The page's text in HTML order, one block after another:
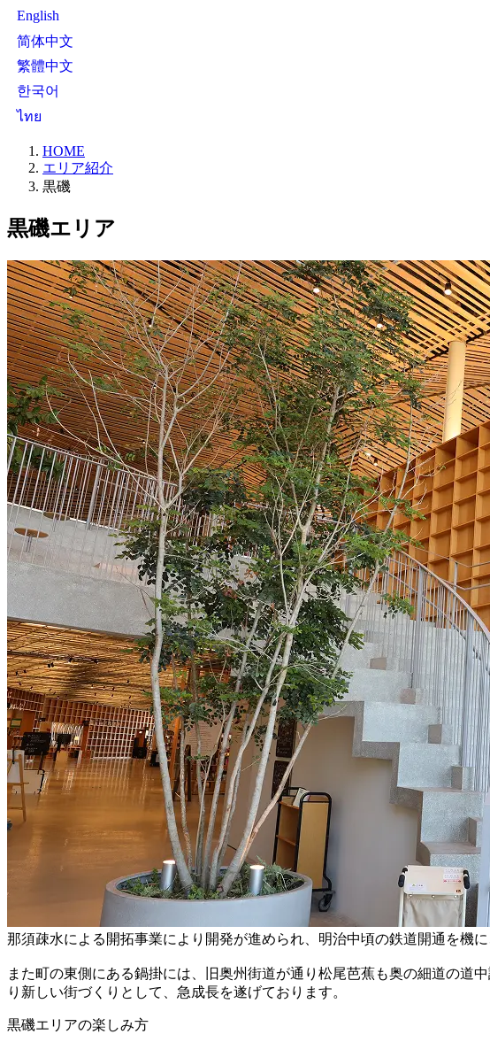
English
简体中文
繁體中文
한국어
ไทย
HOME
エリア紹介
黒磯
黒磯エリア
那須疎水による開拓事業により開発が進められ、明治中頃の鉄道開通を機
また町の東側にある鍋掛には、旧奥州街道が通り松尾芭蕉も奥の細道の道
り新しい街づくりとして、急成長を遂げております。
黒磯エリアの楽しみ方